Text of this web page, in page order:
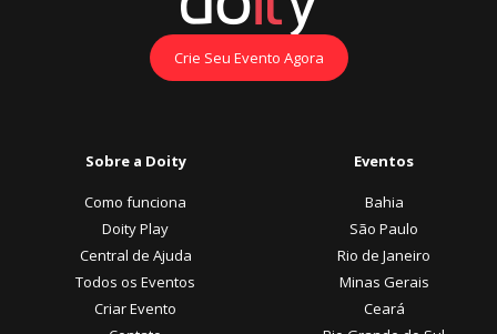
Crie Seu Evento Agora
Sobre a Doity
Como funciona
Doity Play
Central de Ajuda
Todos os Eventos
Criar Evento
Eventos
Bahia
São Paulo
Rio de Janeiro
Minas Gerais
Ceará